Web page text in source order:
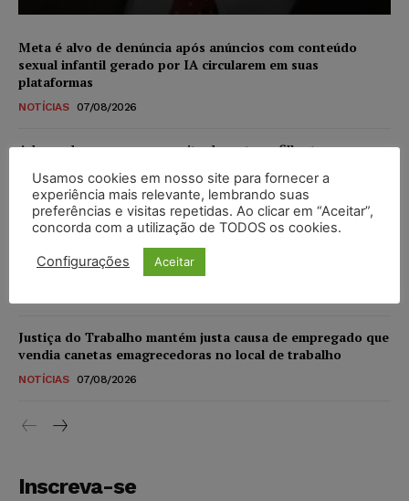
Meta é alvo de denúncia após anúncios com conteúdo
sexual infantil gerado por IA circularem em suas
plataformas
NOTÍCIAS 07/08/2026
Advogado preso por suspeita de matar o filho tem
NOTÍCIAS 07/08/2026
STF amplia isenção de IBS e CBS na compra de veículos
novos para pessoas com deficiência e autistas de todos os
níveis
Justiça do Trabalho mantém justa causa de empregado que
vendia canetas emagrecedoras no local de trabalho
NOTÍCIAS 07/08/2026
Inscreva-se
Usamos cookies em nosso site para fornecer a
experiência mais relevante, lembrando suas
preferências e visitas repetidas. Ao clicar em “Aceitar”,
concorda com a utilização de TODOS os cookies.
Configurações Aceitar